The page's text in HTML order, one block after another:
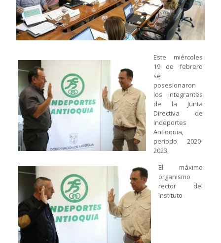
Este miércoles
19 de febrero
se
posesionaron
los integrantes
de la Junta
Directiva de
Indeportes
Antioquia,
período 2020-
2023.
El máximo
organismo
rector del
Instituto